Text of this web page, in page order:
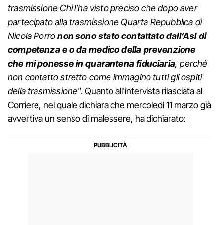
trasmissione Chi l’ha visto preciso che dopo aver
partecipato alla trasmissione Quarta Repubblica di
Nicola Porronon sono stato contattato dall’Asl di
competenza e o da medico della prevenzione
che mi ponesse in quarantena fiduciaria, perché
non contatto stretto come immagino tutti gli ospiti
della trasmissione". Quanto all'intervista rilasciata al
Corriere, nel quale dichiara che mercoledì 11 marzo già
avvertiva un senso di malessere, ha dichiarato: